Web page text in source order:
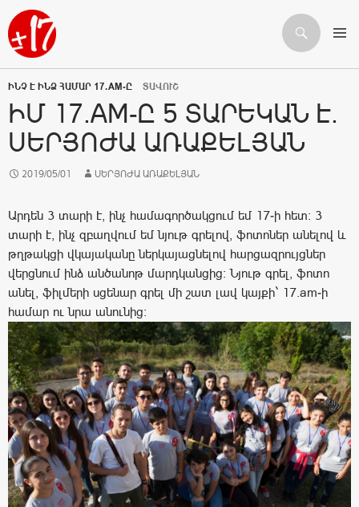
Որոնում
ԱՆՑՆԵԼ ԲՈՎԱՆԴԱԿՈՒԹՅԱՆԸ
ԻՆՉ Է ԻՆՁ ՀԱՄԱՐ 17.AM-Ը ՏԱՎՈՒՇ
ԻՄ 17.AM-Ը 5 ՏԱՐԵԿԱՆ Է.
ՍԵՐՅՈԺԱ ԱՌԱՔԵԼՅԱՆ
2019/05/01 ՍԵՐՅՈԺԱ ԱՌԱՔԵԼՅԱՆ
Արդեն 3 տարի է, ինչ համագործակցում եմ 17-ի հետ: 3
տարի է, ինչ զբաղվում եմ նյութ գրելով, ֆոտոներ անելով և
թղթակցի վկայականը ներկայացնելով հարցազրույցներ
վերցնում ինձ անծանոթ մարդկանցից: Նյութ գրել, ֆոտո
անել, ֆիլմերի սցենար գրել մի շատ լավ կայքի` 17.am-ի
համար ու նրա անունից: